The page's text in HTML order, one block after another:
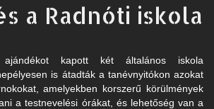
a Radnóti iskola
ajándékot kapott két általános iskola
is átadták a tanévnyitókon azokat
amelyekben korszerű körülmények
a testnevelési órákat, és lehetőség van a